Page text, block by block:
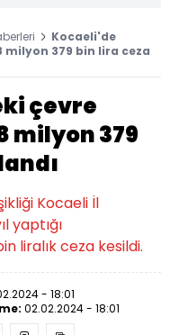
Kocaeli'de
379 bin lira ceza
çevre
milyon 379
Kocaeli İl
yaptığı
liralık ceza kesildi.
- 18:01
02.02.2024 - 18:01